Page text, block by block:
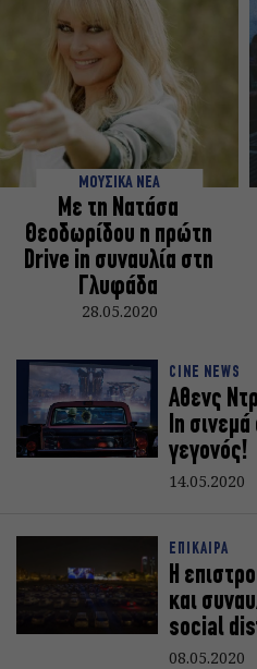
ΜΟΥΣΙΚΑ ΝΕΑ
Με τη Νατάσα
Θεοδωρίδου η πρώτη
Drive in συναυλία στη
Γλυφάδα
28.05.2020
CINE NEWS
Αθενς
In σινεμά
γεγονός!
14.05.2020
ΕΠΙΚΑΙΡΑ
Η
και
social
08.05.2020